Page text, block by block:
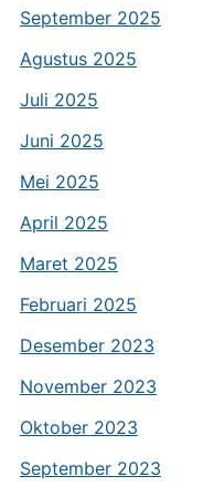
September 2025
Agustus 2025
Juli 2025
Juni 2025
Mei 2025
April 2025
Maret 2025
Februari 2025
Desember 2023
November 2023
Oktober 2023
September 2023